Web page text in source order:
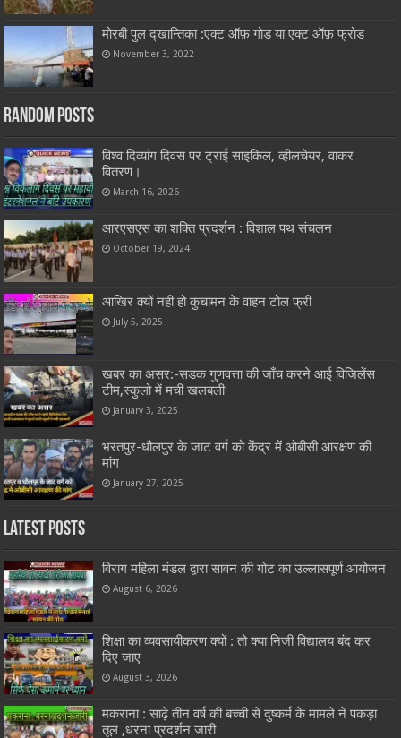
मोरबी पुल द्खान्तिका :एक्ट ऑफ़ गोड या एक्ट ऑफ़ फ्रोड
November 3, 2022
Random Posts
विश्व दिव्यांग दिवस पर ट्राई साइकिल, व्हीलचेयर, वाकर
वितरण।
March 16, 2026
आरएसएस का शक्ति प्रदर्शन : विशाल पथ संचलन
October 19, 2024
आखिर क्यों नही हो कुचामन के वाहन टोल फ्री
July 5, 2025
खबर का असर:-सडक गुणवत्ता की जाँच करने आई विजिलेंस
टीम,स्कुलो में मची खलबली
January 3, 2025
भरतपुर-धौलपुर के जाट वर्ग को केंद्र में ओबीसी आरक्षण की
मांग
January 27, 2025
Latest Posts
विराग महिला मंडल द्वारा सावन की गोट का उल्लासपूर्ण आयोजन
August 6, 2026
शिक्षा का व्यवसायीकरण क्यों : तो क्या निजी विद्यालय बंद कर
दिए जाए
August 3, 2026
मकराना : साढ़े तीन वर्ष की बच्ची से दुष्कर्म के मामले ने पकड़ा
तूल ,धरना प्रदर्शन जारी